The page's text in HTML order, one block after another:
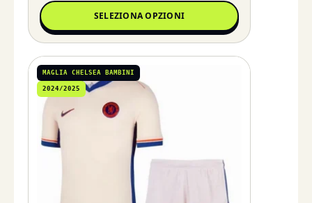
SELEZIONA OPZIONI
MAGLIA CHELSEA BAMBINI
2024/2025